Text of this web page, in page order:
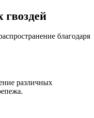
благодаря
различных